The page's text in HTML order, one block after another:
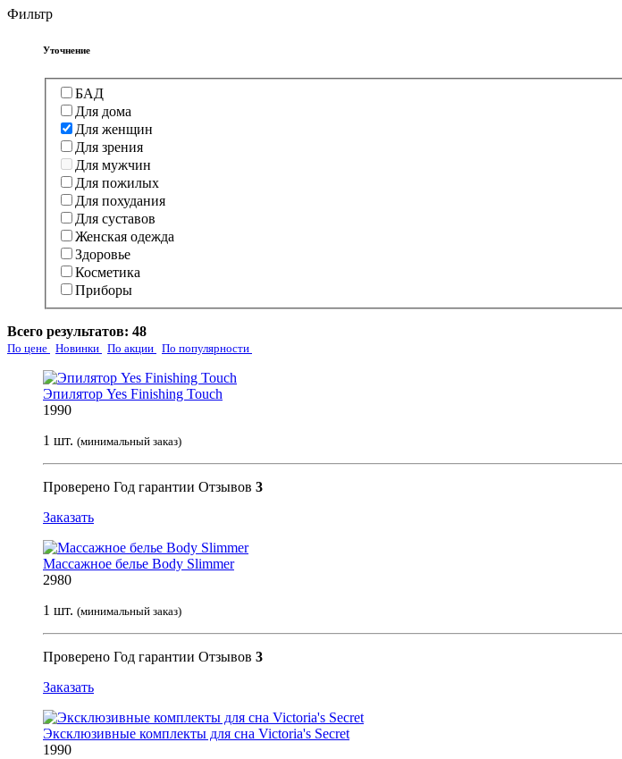
Фильтр
Уточнение
БАД
Для дома
Для женщин
Для зрения
Для мужчин
Для пожилых
Для похудания
Для суставов
Женская одежда
Здоровье
Косметика
Приборы
Всего результатов: 48
По цене Новинки По акции По популярности
Эпилятор Yes Finishing Touch
1990
1 шт. (минимальный заказ)
Проверено Год гарантии Отзывов 3
Заказать
Массажное белье Body Slimmer
2980
1 шт. (минимальный заказ)
Проверено Год гарантии Отзывов 3
Заказать
Эксклюзивные комплекты для сна Victoria's Secret
1990